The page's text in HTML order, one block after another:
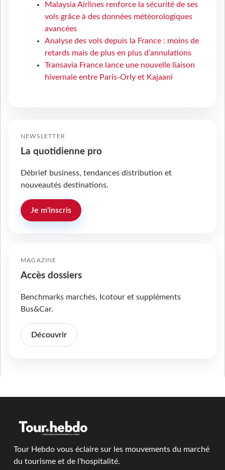
Malaysia Airlines renforce la sécurité de ses
vols grâce à des données météorologiques
avancées
Analyse des vols depuis la France : moins de
retards mais de plus en plus d’annulations
Transavia France lance une nouvelle liaison
hivernale entre Paris-Orly et Kajaani
NEWSLETTER
La quotidienne pro
Débrief business, tendances distribution et
nouveautés destinations.
Je m'inscris
MAGAZINE
Accès dossiers
Benchmarks marchés, Icotour et suppléments
Bus&Car.
Découvrir
Tour Hebdo vous éclaire sur les mouvements du marché
du tourisme et de l'hospitalité.